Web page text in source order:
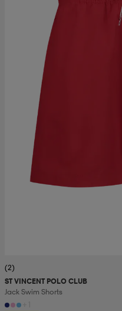
(2)
ST VINCENT POLO CLUB
Jack Swim Shorts